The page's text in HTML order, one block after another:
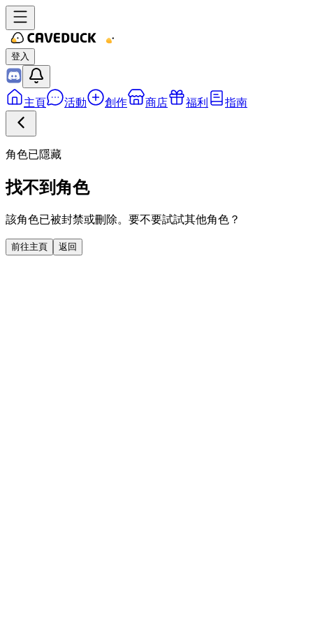
登入
主頁 活動 創作 商店 福利 指南
角色已隱藏
找不到角色
該角色已被封禁或刪除。要不要試試其他角色？
前往主頁 返回